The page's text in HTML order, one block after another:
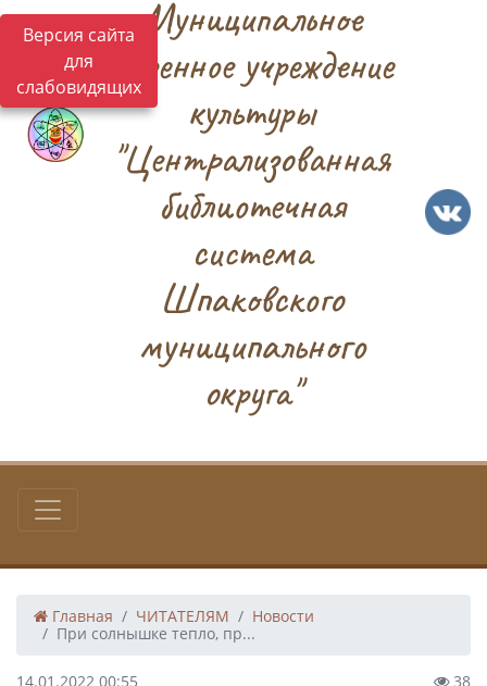
Версия сайта
для
слабовидящих
Муниципальное
казенное учреждение
культуры
"Централизованная
библиотечная
система
Шпаковского
муниципального
округа"
Главная ЧИТАТЕЛЯМ
Новости
При солнышке тепло, пр...
14.01.2022 00:55 38